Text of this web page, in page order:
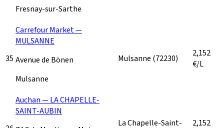
Fresnay-sur-Sarthe
35
Carrefour Market —
MULSANNE
Avenue de Bönen
Mulsanne
Mulsanne (72230)
2,152
€/L
Auchan — LA CHAPELLE-
SAINT-AUBIN
La Chapelle-Saint- 2,152